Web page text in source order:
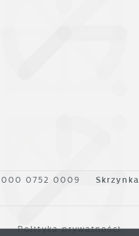
0752 0009
Polityka prywatności